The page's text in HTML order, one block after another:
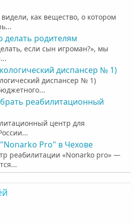
как вещество, о котором
делать родителям
если сын игроман?», мы
диспансер № 1)
диспансер № 1)
реабилитационный
центр для
Pro" в Чехове
реабилитации «Nonarko pro» —
почта